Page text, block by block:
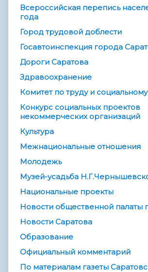
Всероссийская перепись
года
Город трудовой доблести
Госавтоинспекция города
Дороги Саратова
Здравоохранение
Комитет по труду и
Конкурс социальных проектов
некоммерческих организаций
Культура
Межнациональные отношения
Молодежь
Музей-усадьба
Национальные проекты
Новости общественной палаты
Новости Саратова
Образование
Официальный комментарий
По материалам газеты